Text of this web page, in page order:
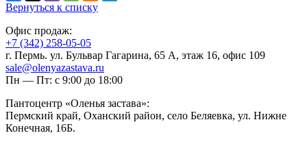
Вернуться к списку
Офис продаж:
+7 (342) 258-05-05
г. Пермь. ул. Бульвар Гагарина, 65 А, этаж 16, офис 109
sale@olenyazastava.ru
Пн — Пт: с 9:00 до 18:00
Пантоцентр «Оленья застава»:
Пермский край, Оханский район, село Беляевка, ул. Нижне
Конечная, 16Б.